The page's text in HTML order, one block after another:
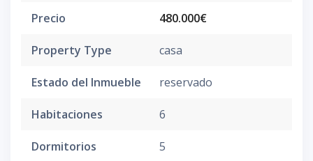
Precio 480.000€
Property Type casa
Estado del Inmueble reservado
Habitaciones 6
Dormitorios 5